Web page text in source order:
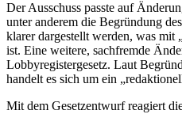
Der Ausschuss passte auf
unter anderem die Begründung
klarer dargestellt werden, was mit
ist. Eine weitere, sachfremde
Lobbyregistergesetz. Laut
handelt es sich um ein
Mit dem Gesetzentwurf reagiert